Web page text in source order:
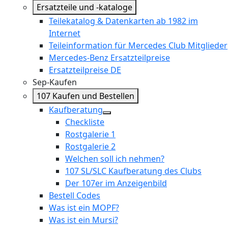
Ersatzteile und -kataloge
Teilekatalog & Datenkarten ab 1982 im
Internet
Teileinformation für Mercedes Club Mitglieder
Mercedes-Benz Ersatzteilpreise
Ersatzteilpreise DE
Sep-Kaufen
107 Kaufen und Bestellen
Kaufberatung
Checkliste
Rostgalerie 1
Rostgalerie 2
Welchen soll ich nehmen?
107 SL/SLC Kaufberatung des Clubs
Der 107er im Anzeigenbild
Bestell Codes
Was ist ein MOPF?
Was ist ein Mursi?